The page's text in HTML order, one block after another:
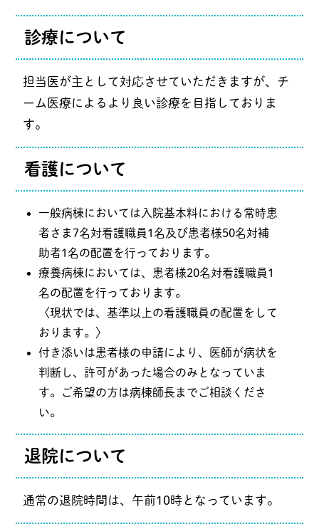
診療について
担当医が主として対応させていただきますが、チ
ーム医療によるより良い診療を目指しておりま
す。
看護について
一般病棟においては入院基本料における常時患
者さま7名対看護職員1名及び患者様50名対補
助者1名の配置を行っております。
療養病棟においては、患者様20名対看護職員1
名の配置を行っております。
〈現状では、基準以上の看護職員の配置をして
おります。〉
付き添いは患者様の申請により、医師が病状を
判断し、許可があった場合のみとなっていま
す。ご希望の方は病棟師長までご相談くださ
い。
退院について
通常の退院時間は、午前10時となっています。